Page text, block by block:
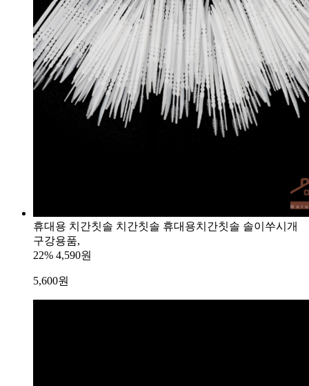
휴대용 치간칫솔 치간칫솔 휴대용치간칫솔 솔이쑤시개
구강용품,
22% 4,590원
5,600원